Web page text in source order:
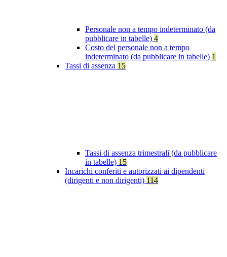
Personale non a tempo indeterminato (da
pubblicare in tabelle) 4
Costo del personale non a tempo
indeterminato (da pubblicare in tabelle) 1
Tassi di assenza 15
Tassi di assenza trimestrali (da pubblicare
in tabelle) 15
Incarichi conferiti e autorizzati ai dipendenti
(dirigenti e non dirigenti) 114